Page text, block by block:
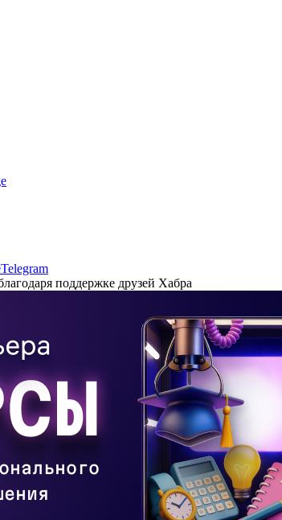
Telegram
поддержке друзей Хабра